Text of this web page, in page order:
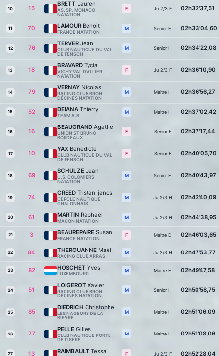
10 15
BRETT Lauren
AS. SP. MONACO
NATATION
F Ju 2/3 F 02h32'37,51
11 70 LAMOUR Benoit
FRANCE NATATION
M Senior H 02h33'04,60
12 76
TERVER Jean
CLUB NAUTIQUE DU VAL
DE FENSCH
M Senior H 02h34'22,08
13 18
BRAVARD Tycia
VICHY VAL D'ALLIER
NATATION
F Ju 2/3 F 02h36'10,90
14 79
VERNAY Nicolas
RACING CLUB BRON
DÉCINES NATATION
M Maitre H 02h36'56,27
15 52 DEIANA Thierry
TEAM A.B
M Maitre H 02h37'02,42
16 16
BEAUGRAND Agathe
UNION ST BRUNO
BORDEAUX
F Senior F 02h37'17,44
17 10
YAX Bénédicte
CLUB NAUTIQUE DU VAL
DE FENSCH
F Senior F 02h40'05,70
18 69
SCHULZE Jean
U.S. COLOMIERS
NATATION
M Senior H 02h40'43,97
19 74
CREED Tristan-janos
CERCLE NAUTIQUE
CHALONNAIS
M Ju 2/3 H 02h42'40,09
20 61 MARTIN Raphaël
MACON NATATION
M Ju 2/3 H 02h44'38,95
21 3 BEAUREPAIRE Susan
FRANCE NATATION
F Maitre D 02h46'03,65
22 84 THEROUANNE Maël
RACING CLUB ARRAS
M Ju 2/3 H 02h47'53,77
23 82 HOSCHET Yves
LUXEMBOURG
M Maitre H 02h49'47,58
24 51
LOIGEROT Xavier
RACING CLUB BRON
DÉCINES NATATION
M Senior H 02h50'58,75
25 85
DIEDRICH Christophe
LES NAGEURS DE LA
BIEVRE
M Maitre H 02h51'06,09
26 77
PELLE Gilles
CLUB NAUTIQUE PORTE
DE L'ISERE
M Maitre H 02h51'08,06
27 13 RAIMBAULT Tessa F Ju 2/3 F 02h52'28,04